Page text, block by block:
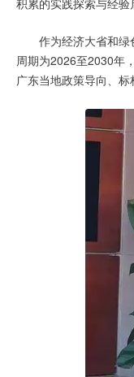
积累的实践探索与经验
作为经济大省和
周期为2026至2030年
广东当地政策导向、